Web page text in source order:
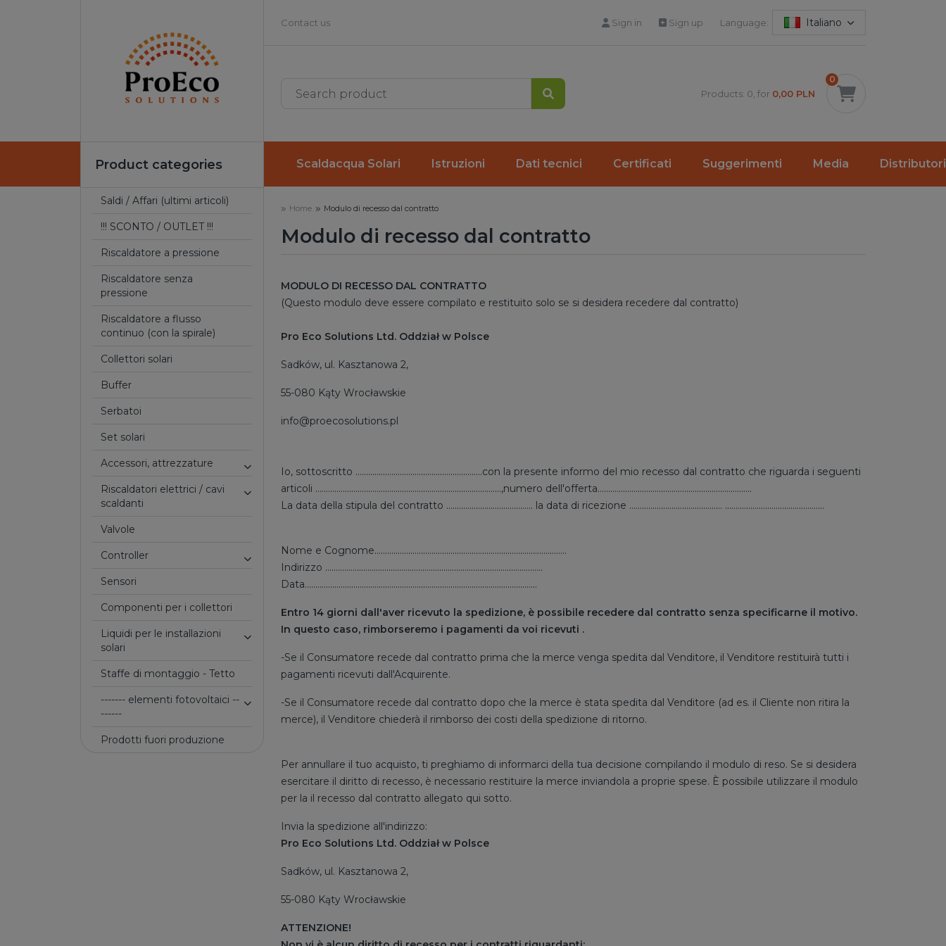
Contact us Sign in Sign up Language: Italiano
Search
Products: 0, for 0,00 PLN
0
Scaldacqua Solari Istruzioni Dati tecnici Certificati Suggerimenti Media Distributori
Product categories
Saldi / Affari (ultimi articoli)
!!! SCONTO / OUTLET !!!
Riscaldatore a pressione
Riscaldatore senza
pressione
Riscaldatore a flusso
continuo (con la spirale)
Collettori solari
Buffer
Serbatoi
Set solari
Accessori, attrezzature
Riscaldatori elettrici / cavi
scaldanti
valvole
Controller
Sensori
Componenti per i collettori
Liquidi per le installazioni
solari
Staffe di montaggio - Tetto
------- elementi fotovoltaici --
------
Prodotti fuori produzione
Home Modulo di recesso dal contratto
Modulo di recesso dal contratto
MODULO DI RECESSO DAL CONTRATTO
(Questo modulo deve essere compilato e restituito solo se si desidera recedere dal contratto)
Pro Eco Solutions Ltd. Oddział w Polsce
Sadków, ul. Kasztanowa 2,
55-080 Kąty Wrocławskie
info@proecosolutions.pl
Io, sottoscritto ............................................................con la presente informo del mio recesso dal contratto che riguarda i seguenti
articoli ........................................................................................,numero dell'offerta.........................................................................
La data della stipula del contratto ......................................... la data di ricezione ............................................ ...............................................
Nome e Cognome...........................................................................................
Indirizzo .......................................................................................................
Data..............................................................................................................
Entro 14 giorni dall'aver ricevuto la spedizione, è possibile recedere dal contratto senza specificarne il motivo.
In questo caso, rimborseremo i pagamenti da voi ricevuti .
-Se il Consumatore recede dal contratto prima che la merce venga spedita dal Venditore, il Venditore restituirà tutti i
pagamenti ricevuti dall'Acquirente.
-Se il Consumatore recede dal contratto dopo che la merce è stata spedita dal Venditore (ad es. il Cliente non ritira la
merce), il Venditore chiederà il rimborso dei costi della spedizione di ritorno.
Per annullare il tuo acquisto, ti preghiamo di informarci della tua decisione compilando il modulo di reso. Se si desidera
esercitare il diritto di recesso, è necessario restituire la merce inviandola a proprie spese. È possibile utilizzare il modulo
per la il recesso dal contratto allegato qui sotto.
Invia la spedizione all'indirizzo:
Pro Eco Solutions Ltd. Oddział w Polsce
Sadków, ul. Kasztanowa 2,
55-080 Kąty Wrocławskie
ATTENZIONE!